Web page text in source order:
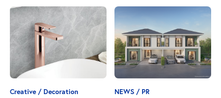
Apartments ซึ่งให้บริการที่พักแสนสบายในทำเลดีเยี่ยม
ย่านใจกลางเมือง อพาร์ตเมนต์ที่นี่มีพื้นที่ระเบียงบน
ดาดฟ้า เหมาะอย่างยิ่งสำหรับชมดอกไม้ไฟและโคมไฟ
ช่วงตรุษจีน
Creative / Decoration NEWS / PR